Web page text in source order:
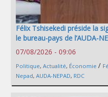
Félix Tshisekedi préside la
le bureau-pays de l’AUDA-
07/08/2026 - 09:06
Politique, Actualité, Économie /
Nepad, AUDA-NEPAD, RDC